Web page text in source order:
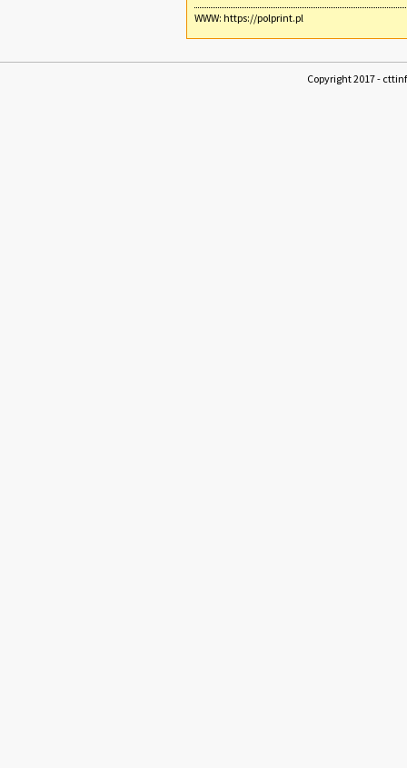
WWW: https://polprint.pl
Copyright 2017 -